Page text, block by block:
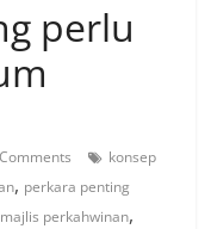
perlu
konsep
, perkara penting
perkahwinan,